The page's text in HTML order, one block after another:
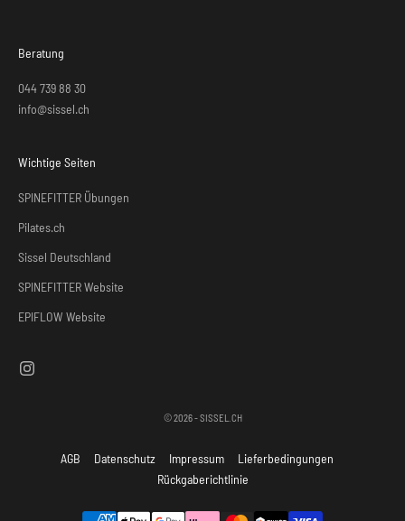
Beratung
044 739 88 30
info@sissel.ch
Wichtige Seiten
SPINEFITTER Übungen
Pilates.ch
Sissel Deutschland
SPINEFITTER Website
EPIFLOW Website
© 2026 - SISSEL.CH
AGB Datenschutz Impressum
Lieferbedingungen
Rückgaberichtlinie